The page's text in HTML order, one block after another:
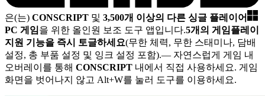
은(는) CONSCRIPT 및 3,500개 이상의 다른 싱글 플레이어
PC 게임을 위한 올인원 보조 도구 앱입니다.5개의 게임플레이
지원 기능을 즉시 토글하세요(무한 체력, 무한 스태미나, 담배
설정, 총 부품 설정 및 잉크 설정 포함).— 자연스럽게 게임 내
오버레이를 통해 CONSCRIPT 내에서 직접 사용하세요. 게임
화면을 벗어나지 않고 Alt+W를 눌러 도구를 이용하세요.